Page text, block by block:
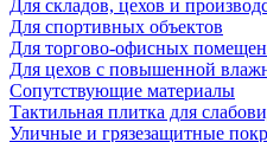
Для складов, цехов и
Для спортивных объектов
Для торгово-офисных
Для цехов с повышенной
Сопутствующие материалы
Тактильная плитка для
Уличные и грязезащитные